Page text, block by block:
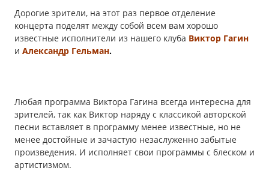
Дорогие зрители, на этот раз первое отделение
концерта поделят между собой всем вам хорошо
известные исполнители из нашего клуба Виктор Гагин
и Александр Гельман.
Любая программа Виктора Гагина всегда интересна для
зрителей, так как Виктор наряду с классикой авторской
песни вставляет в программу менее известные, но не
менее достойные и зачастую незаслуженно забытые
произведения. И исполняет свои программы с блеском и
артистизмом.